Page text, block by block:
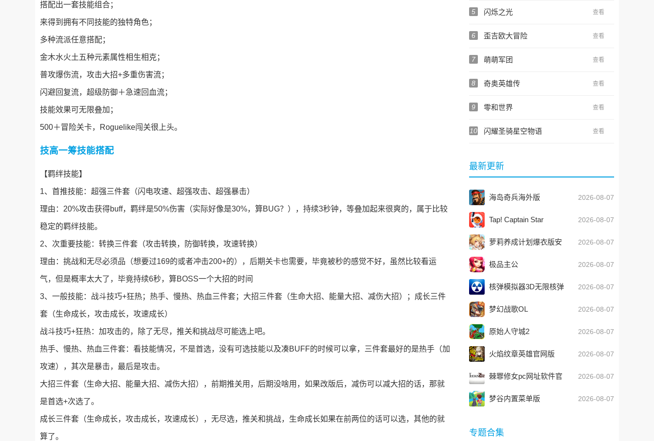
搭配出一套技能组合；
来得到拥有不同技能的独特角色；
多种流派任意搭配；
金木水火土五种元素属性相生相克；
普攻爆伤流，攻击大招+多重伤害流；
闪避回复流，超级防御＋急速回血流；
技能效果可无限叠加；
500＋冒险关卡，Roguelike闯关很上头。
技高一筹技能搭配
【羁绊技能】
1、首推技能：超强三件套（闪电攻速、超强攻击、超强暴击）
理由：20%攻击获得buff，羁绊是50%伤害（实际好像是30%，算BUG？），持续3秒钟，等叠加起来很爽的，属于比较
稳定的羁绊技能。
2、次重要技能：转换三件套（攻击转换，防御转换，攻速转换）
理由：挑战和无尽必须品（想要过169的或者冲击200+的），后期关卡也需要，毕竟被秒的感觉不好，虽然比较看运
气，但是概率太大了，毕竟持续6秒，算BOSS一个大招的时间
3、一般技能：战斗技巧+狂热；热手、慢热、热血三件套；大招三件套（生命大招、能量大招、减伤大招）；成长三件
套（生命成长，攻击成长，攻速成长）
战斗技巧+狂热：加攻击的，除了无尽，推关和挑战尽可能选上吧。
热手、慢热、热血三件套：看技能情况，不是首选，没有可选技能以及凑BUFF的时候可以拿，三件套最好的是热手（加
攻速），其次是暴击，最后是攻击。
大招三件套（生命大招、能量大招、减伤大招），前期推关用，后期没啥用，如果改版后，减伤可以减大招的话，那就
是首选+次选了。
成长三件套（生命成长，攻击成长，攻速成长），无尽选，推关和挑战，生命成长如果在前两位的话可以选，其他的就
算了。
5 闪烁之光 查看
6 歪吉欧大冒险 查看
7 萌萌军团 查看
8 奇奥英雄传 查看
9 零和世界 查看
10 闪耀圣骑星空物语 查看
最新更新
海岛奇兵海外版 2026-08-07
Tap! Captain Star 2026-08-07
萝莉养成计划爆衣版安
2026-08-07
极品主公 2026-08-07
核弹模拟器3D无限核弹
2026-08-07
梦幻战歌OL 2026-08-07
原始人守城2 2026-08-07
火焰纹章英雄官网版 2026-08-07
棘罪修女pc网址软件官
2026-08-07
梦谷内置菜单版
2026-08-07
专题合集